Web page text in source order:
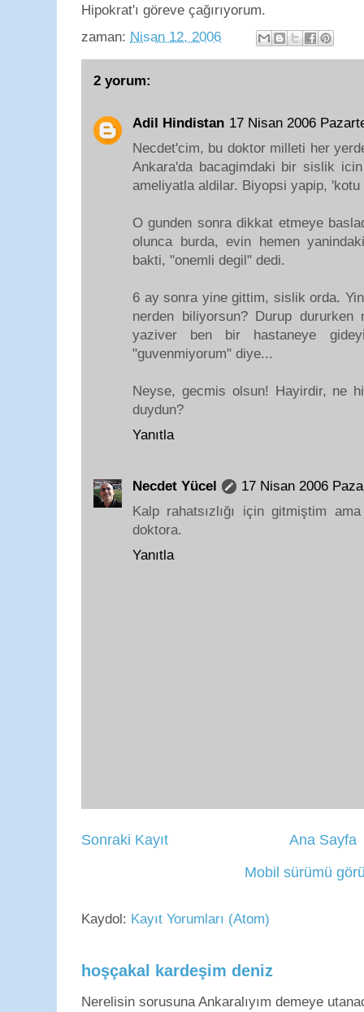
Hipokrat'ı göreve çağırıyorum.
zaman: Nisan 12, 2006
2 yorum:
Adil Hindistan 17 Nisan 2006
Necdet'cim, bu doktor milleti her
Ankara'da bacagimdaki bir sislik
ameliyatla aldilar. Biyopsi yapip,
O gunden sonra dikkat etmeye
olunca burda, evin hemen
bakti, "onemli degil" dedi.
6 ay sonra yine gittim, sislik orda.
nerden biliyorsun? Durup
yaziver ben bir hastaneye
"guvenmiyorum" diye...
Neyse, gecmis olsun! Hayirdir, ne
duydun?
Yanıtla
Necdet Yücel
17 Nisan 2006
Kalp rahatsızlığı için gitmiştim
doktora.
Yanıtla
Sonraki Kayıt
Ana Sayfa
Mobil sürümü
Kaydol: Kayıt Yorumları (Atom)
hoşçakal kardeşim deniz
Nerelisin sorusuna Ankaralıyım demeye